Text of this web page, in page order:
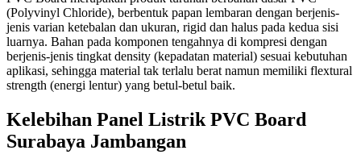
(Polyvinyl Chloride), berbentuk papan lembaran dengan berjenis-
jenis varian ketebalan dan ukuran, rigid dan halus pada kedua sisi
luarnya. Bahan pada komponen tengahnya di kompresi dengan
berjenis-jenis tingkat density (kepadatan material) sesuai kebutuhan
aplikasi, sehingga material tak terlalu berat namun memiliki flextural
strength (energi lentur) yang betul-betul baik.
Kelebihan Panel Listrik PVC Board
Surabaya Jambangan